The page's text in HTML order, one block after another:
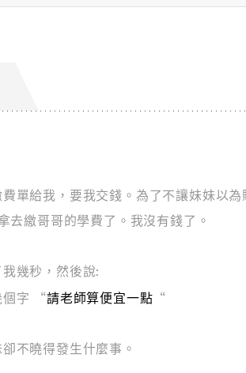
單給我，要我交錢。為了不讓妹妹以
去繳哥哥的學費了。我沒有錢了。
幾秒，然後說:
字
“請老師算便宜一點 “
不曉得發生什麼事。